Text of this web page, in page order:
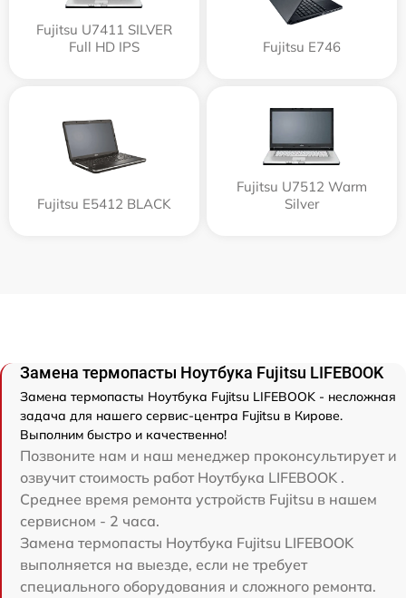
Fujitsu U7411 SILVER
Full HD IPS
Fujitsu E746
Fujitsu E5412 BLACK
Fujitsu U7512 Warm
Silver
Замена термопасты Ноутбука Fujitsu LIFEBOOK
Замена термопасты Ноутбука Fujitsu LIFEBOOK - несложная
задача для нашего сервис-центра Fujitsu в Кирове.
Выполним быстро и качественно!
Позвоните нам и наш менеджер проконсультирует и
озвучит стоимость работ Ноутбука LIFEBOOK .
Среднее время ремонта устройств Fujitsu в нашем
сервисном - 2 часа.
Замена термопасты Ноутбука Fujitsu LIFEBOOK
выполняется на выезде, если не требует
специального оборудования и сложного ремонта.